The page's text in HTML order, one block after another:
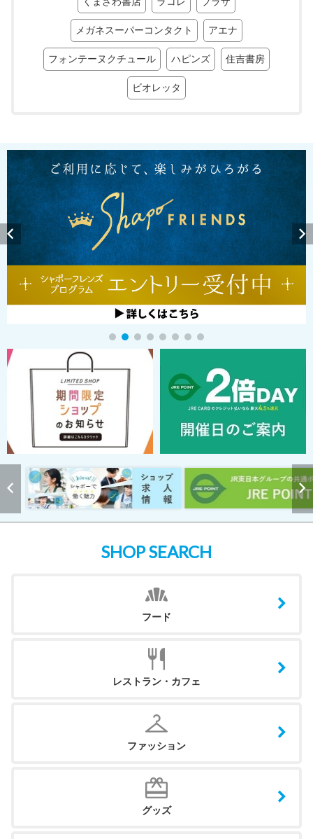
メガネスーパーコンタクト アエナ
フォンテーヌクチュール ハピンズ 住吉書房
ビオレッタ
SHOP SEARCH
フード
レストラン・カフェ
ファッション
グッズ